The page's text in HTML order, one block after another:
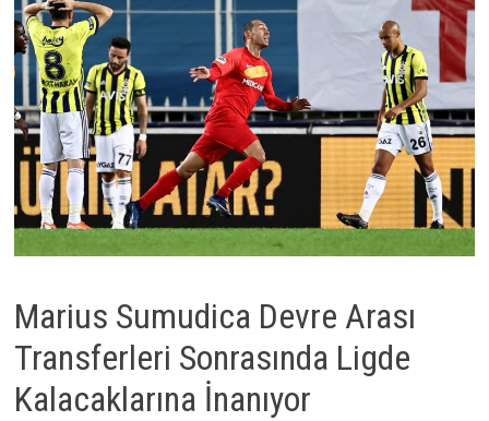
Marius Sumudica Devre Arası
Transferleri Sonrasında Ligde
Kalacaklarına İnanıyor